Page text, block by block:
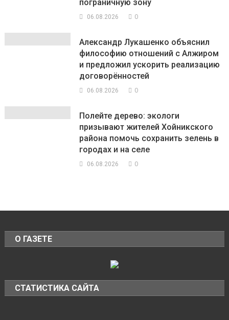
пограничную зону
06.08.2026 0
Александр Лукашенко объяснил
философию отношений с Алжиром
и предложил ускорить реализацию
договорённостей
06.08.2026 0
Полейте дерево: экологи
призывают жителей Хойникского
района помочь сохранить зелень в
городах и на селе
06.08.2026 0
О ГАЗЕТЕ
СТАТИСТИКА САЙТА